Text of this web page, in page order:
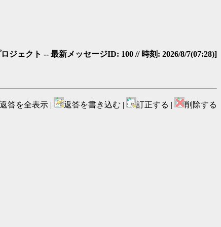
ジェクト -- 最新メッセージID: 100 // 時刻: 2026/8/7(07:28)]
答を全表示 | 返答を書き込む | 訂正する | 削除する